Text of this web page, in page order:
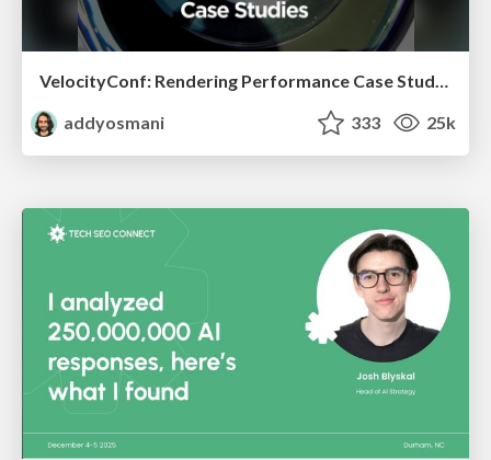
VelocityConf: Rendering Performance Case Studies
addyosmani
333 25k